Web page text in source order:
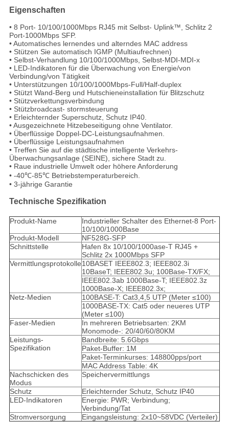
Eigenschaften
• 8 Port- 10/100/1000Mbps RJ45 mit Selbst- Uplink™, Schlitz 2
Port-1000Mbps SFP.
• Automatisches lernendes und alterndes MAC address
• Stützen Sie automatisch IGMP (Multiaufrechnen)
• Selbst-Verhandlung 10/100/1000Mbps, Selbst-MDI-MDI-x
• LED-Indikatoren für die Überwachung von Energie/von
Verbindung/von Tätigkeit
• Unterstützungen 10/100/1000Mbps-Full/Half-duplex
• Stützt Wand-Berg und Hutschieneinstallation für Blitzschutz
• Stützverkettungsverbindung
• Stützbroadcast- stormsteuerung
• Erleichternder Superschutz, Schutz IP40.
• Ausgezeichnete Hitzebeseitigung ohne Ventilator.
• Überflüssige Doppel-DC-Leistungsaufnahmen.
• Überflüssige Leistungsaufnahmen
• Treffen Sie auf die städtische intelligente Verkehrs-
Überwachungsanlage (SEINE), sichere Stadt zu.
• Raue industrielle Umwelt oder höhere Anforderung
• -40℃-85℃ Betriebstemperaturbereich.
• 3-jährige Garantie
Technische Spezifikation
Produkt-Name
Industrieller Schalter des Ethernet-8 Port-
10/100/1000Base
Produkt-Modell
NF528G-SFP
Schnittstelle
Hafen 8x 10/100/1000ase-T RJ45 +
Schlitz 2x 1000Mbps SFP
Vermittlungsprotokolle10BASET IEEE802.3; IEEE802.3i
10BaseT; IEEE802.3u; 100Base-TX/FX;
IEEE802.3ab 1000Base-T; IEEE802.3z
1000Base-X; IEEE802.3x;
Netz-Medien
100BASE-T: Cat3,4,5 UTP (Meter ≤100)
1000BASE-TX: Cat5 oder neueres UTP
(Meter ≤100)
Faser-Medien
In mehreren Betriebsarten: 2KM
Monomode-: 20/40/60/80KM
Leistungs-
Spezifikation
Bandbreite: 5.6Gbps
Paket-Buffer: 1M
Paket-Terminkurses: 148800pps/port
MAC Address Table: 4K
Nachschicken des
Modus
Speichervermittlungs
Schutz
Erleichternder Schutz, Schutz IP40
LED-Indikatoren
Energie: PWR; Verbindung;
Verbindung/Tat
Stromversorgung
Eingangsleistung: 2x10~58VDC (Verteiler)